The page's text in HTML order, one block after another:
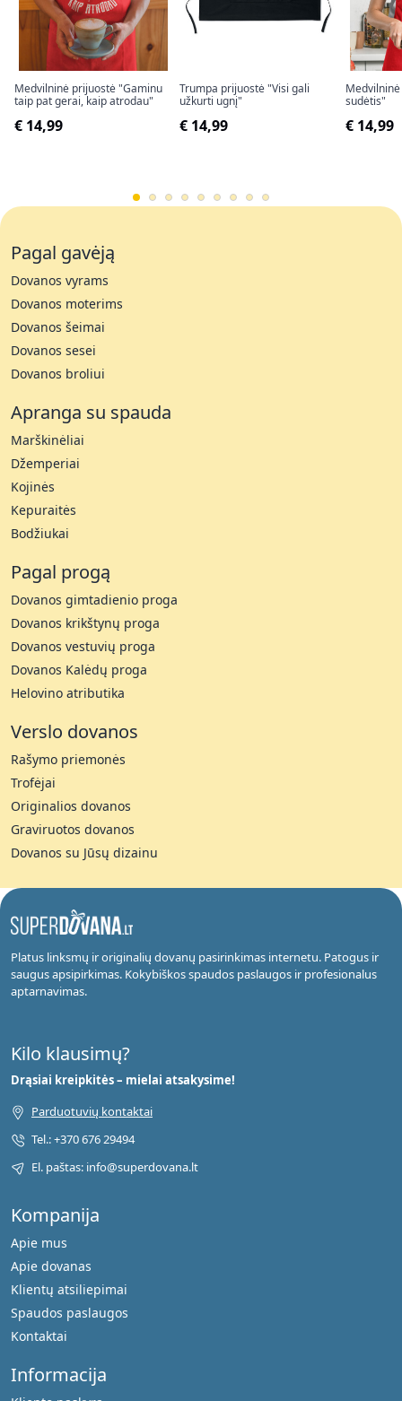
Medvilninė prijuostė "Gaminu
taip pat gerai, kaip atrodau"
€ 14,99
Trumpa prijuostė "Visi gali
užkurti ugnį"
€ 14,99
sudėtis"
€ 14,99
Pagal gavėją
Dovanos vyrams
Dovanos moterims
Dovanos šeimai
Dovanos sesei
Dovanos broliui
Apranga su spauda
Marškinėliai
Džemperiai
Kojinės
Kepuraitės
Bodžiukai
Pagal progą
Dovanos gimtadienio proga
Dovanos krikštynų proga
Dovanos vestuvių proga
Dovanos Kalėdų proga
Helovino atributika
Verslo dovanos
Rašymo priemonės
Trofėjai
Originalios dovanos
Graviruotos dovanos
Dovanos su Jūsų dizainu
Platus linksmų ir originalių dovanų pasirinkimas internetu. Patogus ir
saugus apsipirkimas. Kokybiškos spaudos paslaugos ir profesionalus
aptarnavimas.
Kompanija
Apie mus
Apie dovanas
Klientų atsiliepimai
Spaudos paslaugos
Kontaktai
Informacija
Kilo klausimų?
Drąsiai kreipkitės – mielai atsakysime!
Parduotuvių kontaktai
Tel.: +370 676 29494
El. paštas: info@superdovana.lt